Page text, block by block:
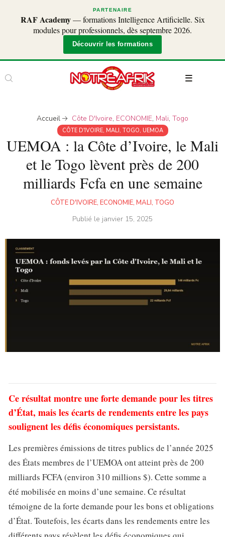
PARTENAIRE
RAF Academy— formations Intelligence Artificielle. Six
modules pour professionnels, dès septembre 2026.
Découvrir les formations
Accueil Côte D'Ivoire, ECONOMIE, Mali, Togo
CÔTE D'IVOIRE, MALI, TOGO, UEMOA
UEMOA : la Côte d’Ivoire, le Mali
et le Togo lèvent près de 200
milliards Fcfa en une semaine
CÔTE D'IVOIRE, ECONOMIE, MALI, TOGO
Publié le janvier 15, 2025
Ce résultat montre une forte demande pour les titres
d’État, mais les écarts de rendements entre les pays
soulignent les défis économiques persistants.
Les premières émissions de titres publics de l’année 2025
des États membres de l’UEMOA ont atteint près de 200
milliards FCFA (environ 310 millions $). Cette somme a
été mobilisée en moins d’une semaine. Ce résultat
témoigne de la forte demande pour les bons et obligations
d’État. Toutefois, les écarts dans les rendements entre les